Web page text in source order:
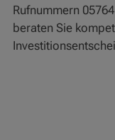
Rufnummern
beraten Sie